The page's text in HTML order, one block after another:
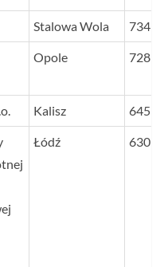
Stalowa Wola 734
Opole 728
Kalisz 645
Łódź 630